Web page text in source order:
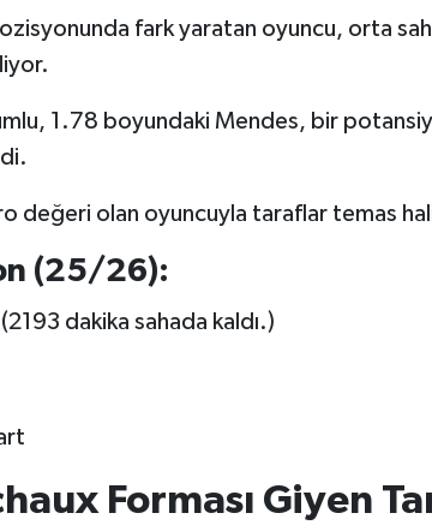
fark yaratan oyuncu, orta
1.78 boyundaki Mendes, bir
değeri olan oyuncuyla taraflar temas
(25/26):
dakika sahada kaldı.)
Forması Giyen